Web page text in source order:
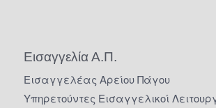
Εισαγγελία Α.Π.
Εισαγγελέας Αρείου Πάγου
Υπηρετούντες Εισαγγελικοί